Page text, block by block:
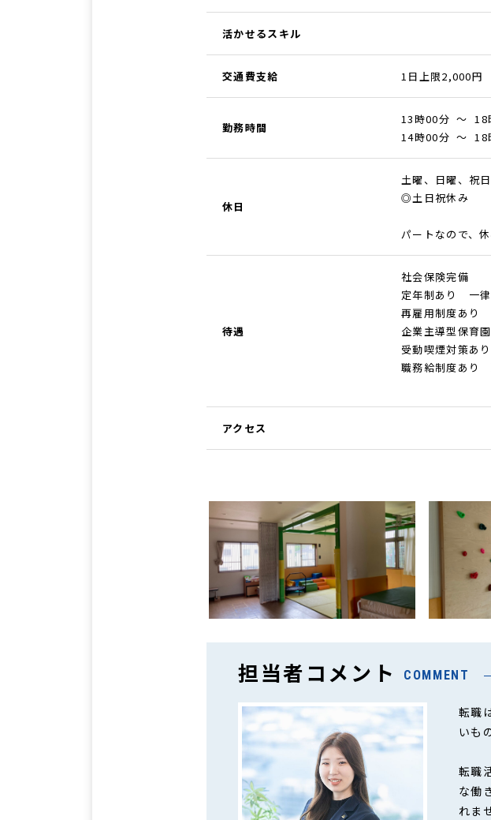
活かせるスキル
交通費支給 1日上限2,000円
勤務時間
13時00分 ～ 18
14時00分 ～ 18
休日
土曜、日曜、祝日
◎土日祝休み
パートなので、
待遇
社会保険完備
定年制あり 一
再雇用制度あり
企業主導型保育
受動喫煙対策あ
職務給制度あり
アクセス
担当者コメント COMMENT
転職
いも
転職
な働
れま